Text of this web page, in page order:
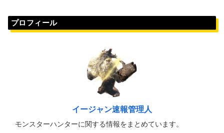
プロフィール
イージャン速報管理人
モンスターハンターに関する情報をまとめています。